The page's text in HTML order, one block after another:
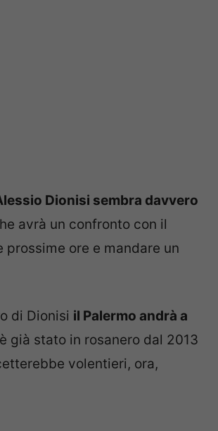
Dionisi sembra davvero
avrà un confronto con il
ore e mandare un
di Dionisi il Palermo andrà a
già stato in rosanero dal 2013
volentieri, ora,